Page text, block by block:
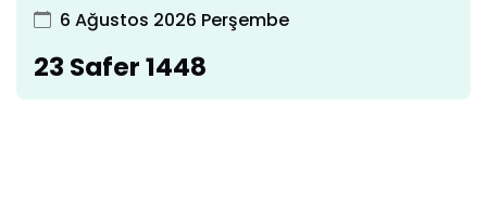
6 Ağustos 2026 Perşembe
23 Safer 1448